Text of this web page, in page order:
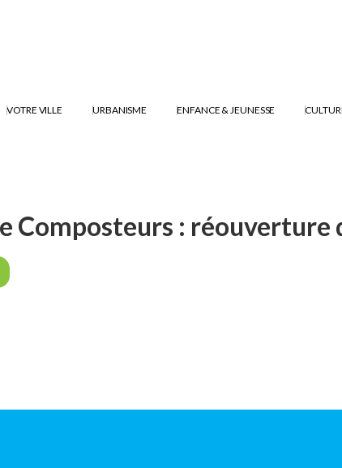
VOTRE VILLE URBANISME ENFANCE & JEUNESSE
Composteurs : réouverture